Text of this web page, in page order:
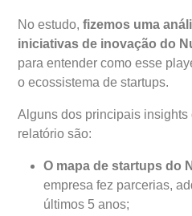
No estudo, fizemos uma
iniciativas de inovação do
para entender como esse
o ecossistema de startups.
Alguns dos principais insights
relatório são:
O mapa de startups do
empresa fez parcerias,
últimos 5 anos;